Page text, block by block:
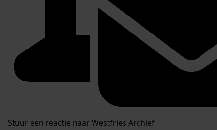
Stuur een reactie naar Westfries Archief